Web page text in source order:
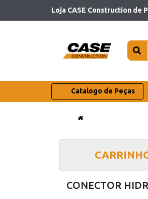
Loja CASE Construction de
Catalogo de Peças
CONECTOR